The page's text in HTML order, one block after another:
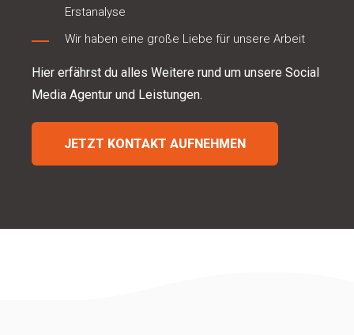
Erstanalyse
Wir haben eine große Liebe für unsere Arbeit
Hier erfährst du alles Weitere rund um unsere Social
Media Agentur und Leistungen.
JETZT KONTAKT AUFNEHMEN